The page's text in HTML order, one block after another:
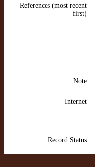
References (most recent
first)
Note
Internet
Record Status